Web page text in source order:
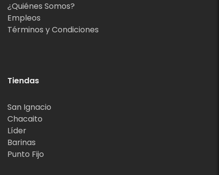
¿Quiénes Somos?
Empleos
Términos y Condiciones
Tiendas
San Ignacio
Chacaito
Líder
Barinas
Punto Fijo